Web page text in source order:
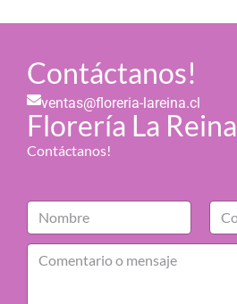
Contáctanos!
ventas@floreria-lareina.cl
Florería La Reina
Contáctanos!
N
o
m
C
o
C